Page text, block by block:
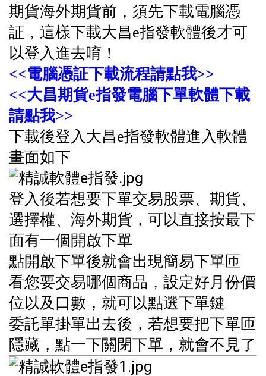
期貨海外期貨前，須先下載電腦憑
証，這樣下載大昌e指發軟體後才可
以登入進去唷！
<<電腦憑証下載流程請點我>>
<<大昌期貨e指發電腦下單軟體下載
請點我>>
下載後登入大昌e指發軟體進入軟體
畫面如下
登入後若想要下單交易股票、期貨、
選擇權、海外期貨，可以直接按最下
面有一個開啟下單
點開啟下單後就會出現簡易下單匝
看您要交易哪個商品，設定好月份價
位以及口數，就可以點選下單鍵
委託單掛單出去後，若想要把下單匝
隱藏，點一下關閉下單，就會不見了